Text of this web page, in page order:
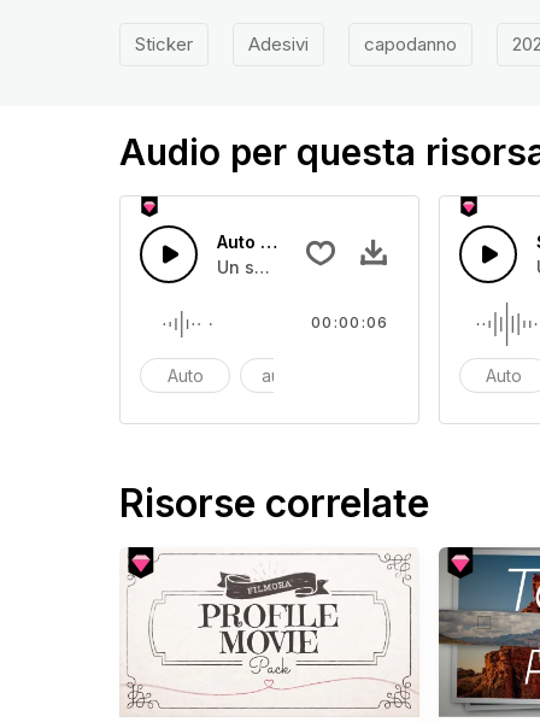
Sticker Adesivi capodanno
Audio per questa
Auto che accelera
Un suono sibilante elettronico che
Auto automobile
00:00:06
Auto
Risorse correlate